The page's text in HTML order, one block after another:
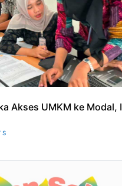
Akses UMKM ke Modal,
S